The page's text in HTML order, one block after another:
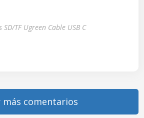
TF Ugreen Cable USB C
más comentarios